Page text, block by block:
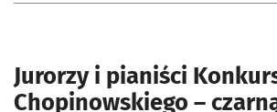
Jurorzy i pianiści
Chopinowskiego –